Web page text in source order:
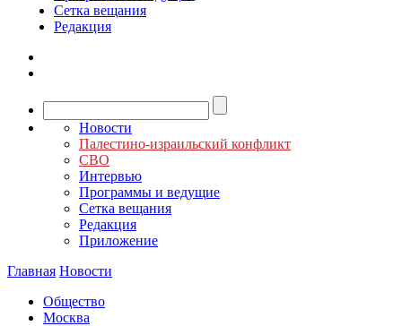
Сетка вещания
Редакция
Новости
Палестино-израильский конфликт
СВО
Интервью
Программы и ведущие
Сетка вещания
Редакция
Приложение
Главная Новости
Общество
Москва